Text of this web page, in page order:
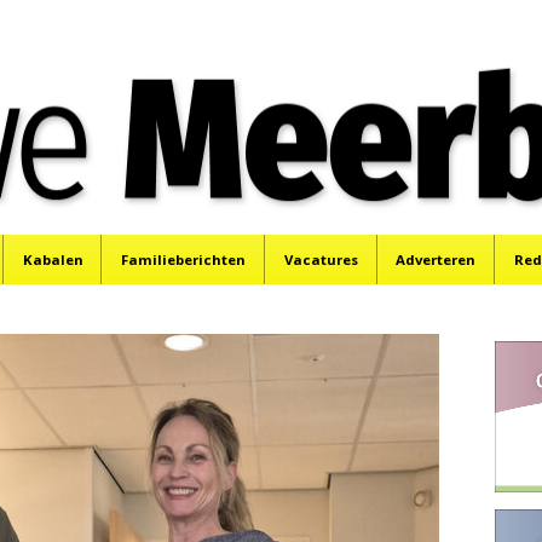
Kabalen Familieberichten Vacatures Adverteren